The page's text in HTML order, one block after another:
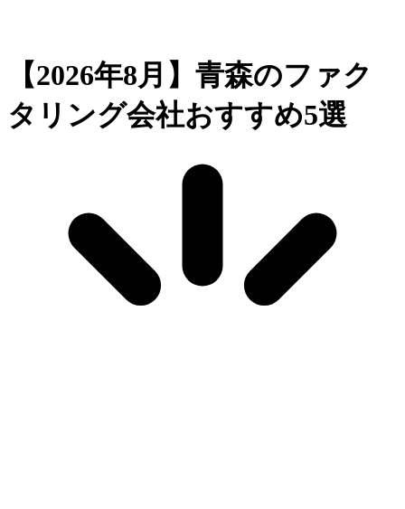
【2026年8月】青森のファク
タリング会社おすすめ5選